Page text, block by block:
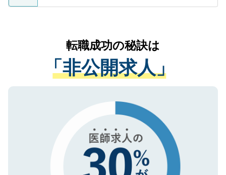
ているすべての個人データはご本人の許可
は、個人情報の取り扱いについての厳密な
管理基準を満たした事業者のみに付与され
る、プライバシーマークを取得済みです。
で、機密保持に関してもご安心ください。
かがいして、現在の医療機関の状況や紹介
経験をまじえながら、適切なアドバイスを
させていただきます。すぐにご転職をされ
ない方には、長期的なサポートが可能です
ので、まずはご登録ください。
転職成功の秘訣は
「非公開求人」